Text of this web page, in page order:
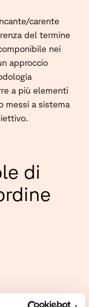
carente
del termine
nei
approccio
a più elementi
messi a sistema
di